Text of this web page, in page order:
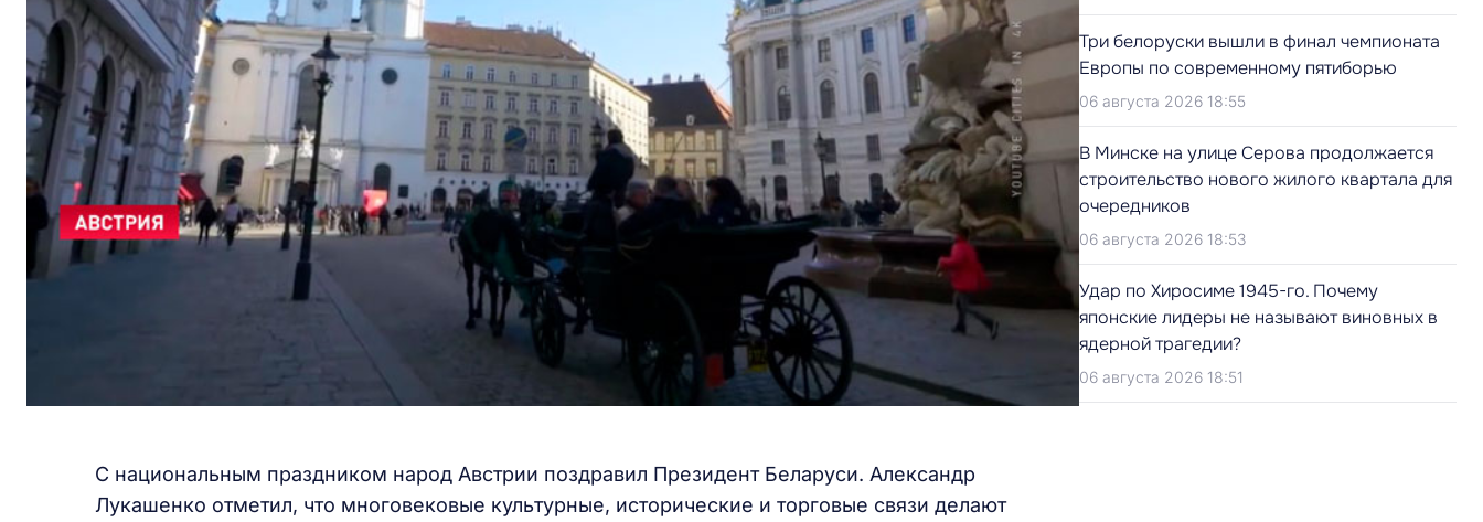
С национальным праздником народ Австрии поздравил Президент Беларуси. Александр
Лукашенко отметил, что многовековые культурные, исторические и торговые связи делают
Три белоруски вышли в финал чемпионата
Европы по современному пятиборью
06 августа 2026 18:55
В Минске на улице Серова продолжается
строительство нового жилого квартала для
очередников
06 августа 2026 18:53
Удар по Хиросиме 1945-го. Почему
японские лидеры не называют виновных в
ядерной трагедии?
06 августа 2026 18:51